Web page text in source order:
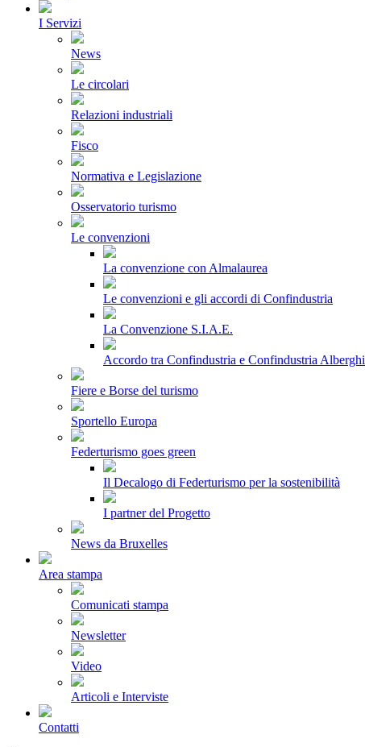
I Servizi
News
Le circolari
Relazioni industriali
Fisco
Normativa e Legislazione
Osservatorio turismo
Le convenzioni
La convenzione con Almalaurea
Le convenzioni e gli accordi di Confindustria
La Convenzione S.I.A.E.
Accordo tra Confindustria e Confindustria Alberghi
Fiere e Borse del turismo
Sportello Europa
Federturismo goes green
Il Decalogo di Federturismo per la sostenibilità
I partner del Progetto
News da Bruxelles
Area stampa
Comunicati stampa
Newsletter
Video
Articoli e Interviste
Contatti